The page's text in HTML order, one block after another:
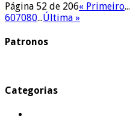
Página 52 de 206« Primeiro...
607080...Última »
Patronos
Categorias